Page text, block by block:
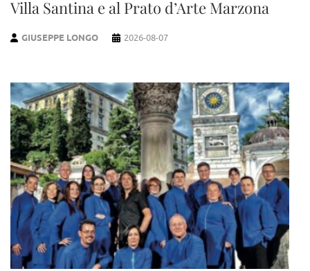
Villa Santina e al Prato d’Arte Marzona
GIUSEPPE LONGO 2026-08-07